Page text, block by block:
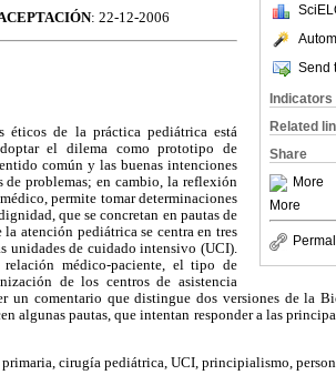
Send
Indicators
Related
Share
More
More
: 22-12-2006
éticos de la práctica pediátrica está
el dilema como prototipo de
común y las buenas intenciones
de problemas; en cambio, la reflexión
permite tomar determinaciones
que se concretan en pautas de
atención pediátrica se centra en tres
unidades de cuidado intensivo (UCI).
médico-paciente, el tipo de
de los centros de asistencia
un comentario que distingue dos versiones de la
algunas pautas, que intentan responder a las
cirugía pediátrica, UCI, principialismo,